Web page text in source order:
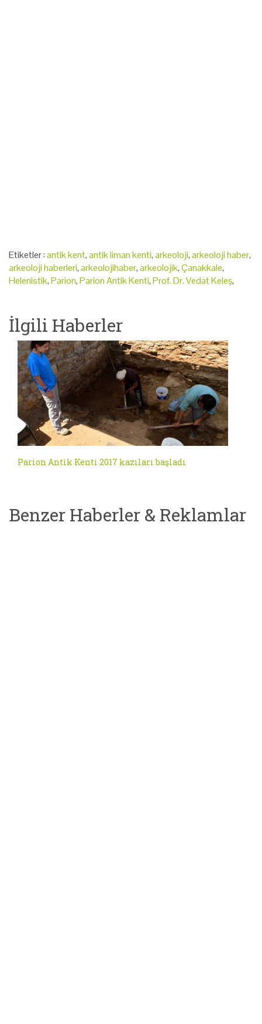
Etiketler :antik kent,antik liman kenti,arkeoloji,arkeoloji haber,
arkeoloji haberleri,arkeolojihaber,arkeolojik,Çanakkale,
Helenistik,Parion,Parion Antik Kenti,Prof. Dr. Vedat Keleş,
İlgili Haberler
Parion Antik Kenti 2017 kazıları başladı
Benzer Haberler & Reklamlar